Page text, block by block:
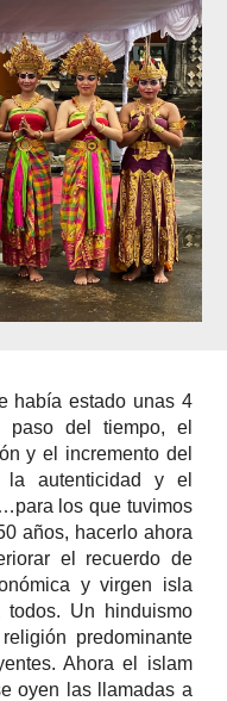
había estado unas 4
del tiempo, el
y el incremento del
la autenticidad y el
los que tuvimos
años, hacerlo ahora
el recuerdo de
y virgen isla
Un hinduismo
predominante
Ahora el islam
oyen las llamadas a